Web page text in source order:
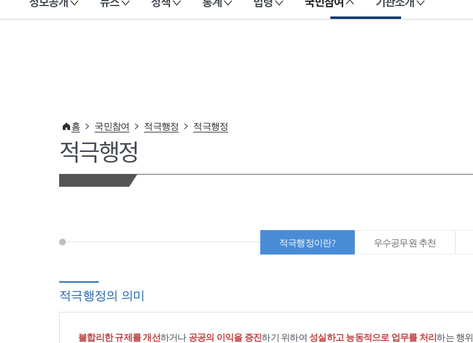
이 누리집은 대한민국 공식 전자정부 누리집입니다.
홈 국민참여 적극행정 적극행정
적극행정
적극행정이란? 우수공무원 추천
적극행정의 의미
불합리한 규제를 개선하거나 공공의 이익을 증진하기 위하여 성실하고 능동적으로 업무를 처리하는 행위